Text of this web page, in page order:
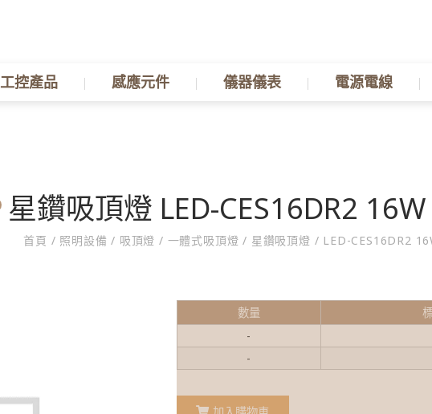
工控產品 感應元件 儀器儀表 電源電線
星鑽吸頂燈 LED-CES16DR2
首頁 / 照明設備/ 吸頂燈 / 一體式吸頂燈/ 星鑽吸頂燈 / LED-CES16DR2
數量
-
-